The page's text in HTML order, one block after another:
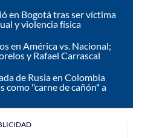
en Bogotá tras ser víctima
y violencia física
en América vs. Nacional;
y Rafael Carrascal
de Rusia en Colombia
como "carne de cañón" a